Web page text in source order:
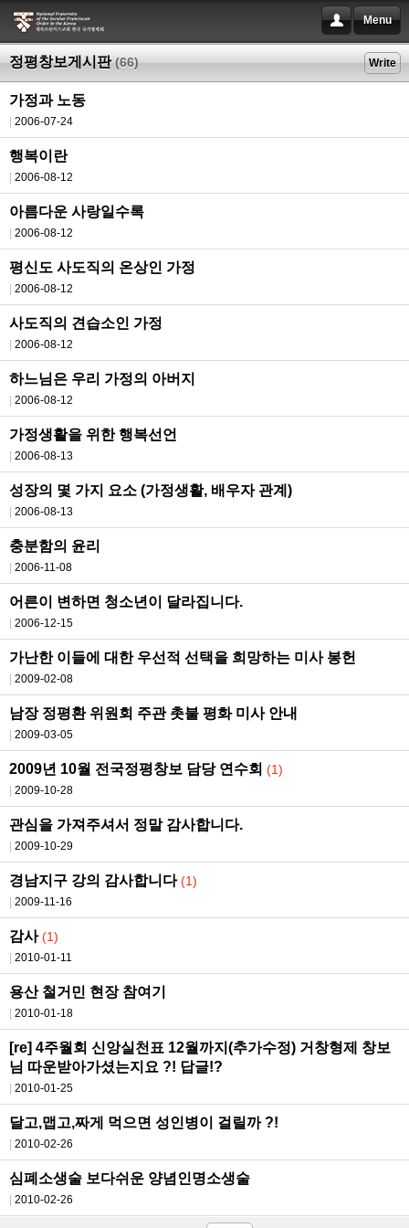
Menu
정평창보게시판 (66) Write
가정과 노동
2006-07-24
행복이란
2006-08-12
아름다운 사랑일수록
2006-08-12
평신도 사도직의 온상인 가정
2006-08-12
사도직의 견습소인 가정
2006-08-12
하느님은 우리 가정의 아버지
2006-08-12
가정생활을 위한 행복선언
2006-08-13
성장의 몇 가지 요소 (가정생활, 배우자 관계)
2006-08-13
충분함의 윤리
2006-11-08
어른이 변하면 청소년이 달라집니다.
2006-12-15
가난한 이들에 대한 우선적 선택을 희망하는 미사 봉헌
2009-02-08
남장 정평환 위원회 주관 촛불 평화 미사 안내
2009-03-05
2009년 10월 전국정평창보 담당 연수회 (1)
2009-10-28
관심을 가져주셔서 정말 감사합니다.
2009-10-29
경남지구 강의 감사합니다 (1)
2009-11-16
감사 (1)
2010-01-11
용산 철거민 현장 참여기
2010-01-18
[re] 4주월회 신앙실천표 12월까지(추가수정) 거창형제 창보
님 따운받아가셨는지요 ?! 답글!?
2010-01-25
달고,맵고,짜게 먹으면 성인병이 걸릴까 ?!
2010-02-26
심폐소생술 보다쉬운 양념인명소생술
2010-02-26